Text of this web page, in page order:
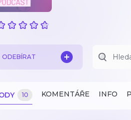
ODEBÍRAT
10 KOMENTÁŘE INFO